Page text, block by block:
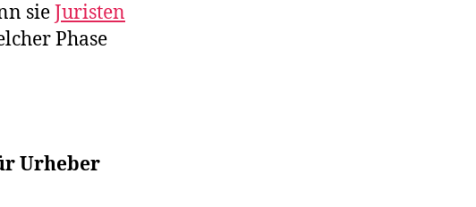
sieJuristen
Phase
Urheber